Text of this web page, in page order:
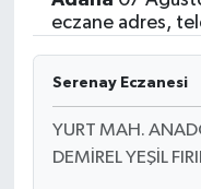
eczane adres,
Serenay Eczanesi
YURT MAH.
DEMİREL YEŞİL